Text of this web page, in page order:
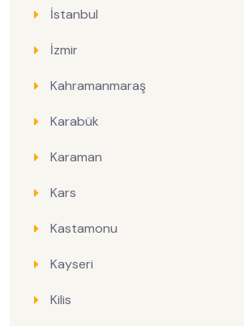
İstanbul
İzmir
Kahramanmaraş
Karabük
Karaman
Kars
Kastamonu
Kayseri
Kilis